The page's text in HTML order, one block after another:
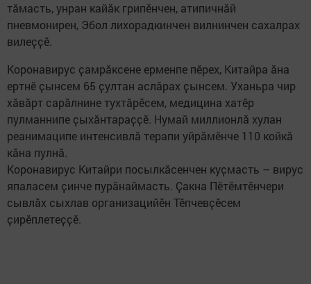
тӑмасть, унран кайӑк грипӗнчен, атипичнӑй
пневмонирен, Эбол лихорадкинчен вилнинчен сахалрах
вилеҫҫӗ.
Коронавирус ҫамрӑксене ерменпе пӗрех, Китайра ӑна
ертнӗ ҫынсем 65 ҫултан аслӑрах ҫынсем. Уханьра чир
хӑвӑрт сарӑлнине тухтӑрӗсем, медицина хатӗр
пулманнипе ҫыхӑнтараҫҫӗ. Нумай миллионлӑ хулан
реанимаципе интенсивлӑ терапи уйрӑмӗнче 110 койкӑ
кӑна пулнӑ.
Коронавирус Китайри посылкӑсенчен куҫмасть – вирус
япаласем ҫинче пурӑнаймасть. Ҫакна Пӗтӗмтӗнчери
сывлăх сыхлав организацийӗн Тӗпчевҫӗсем
ҫирӗплетеҫҫӗ.